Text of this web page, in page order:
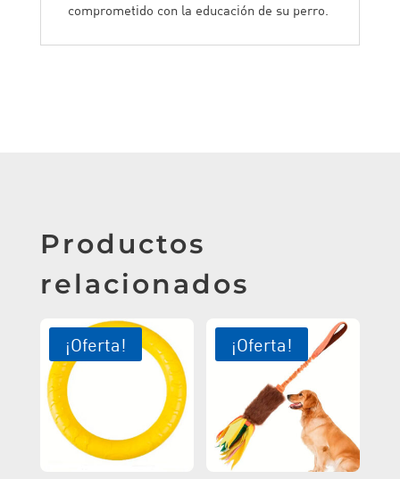
comprometido con la educación de su perro.
Productos
relacionados
¡Oferta! ¡Oferta!